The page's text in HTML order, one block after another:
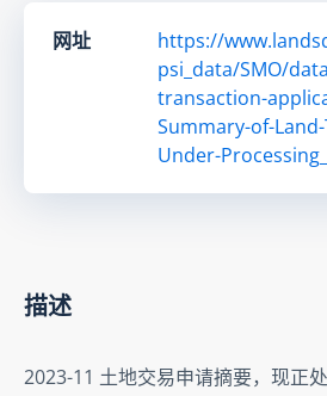
网址
https://
psi_data/SMO/
transaction-
Summary-of-
Under-
描述
2023-11 土地交易申请摘要，现正